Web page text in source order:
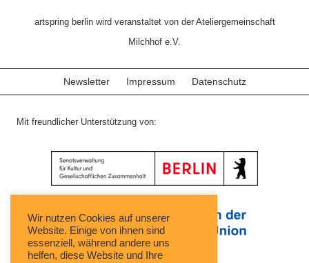
artspring berlin wird veranstaltet von der Ateliergemeinschaft
Milchhof e.V.
Newsletter Impressum Datenschutz
Mit freundlicher Unterstützung von:
Wir nutzen Cookies auf unserer
Website. Einige von ihnen sind
essenziell, während andere uns
helfen, diese Website und Ihre